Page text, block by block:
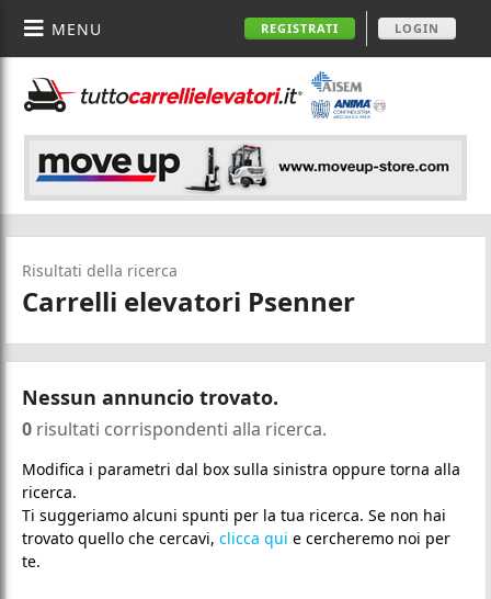
REGISTRATI LOGIN
MENU
Risultati della ricerca
Carrelli elevatori Psenner
Nessun annuncio trovato.
0 risultati corrispondenti alla ricerca.
Modifica i parametri dal box sulla sinistra oppure torna alla
ricerca.
Ti suggeriamo alcuni spunti per la tua ricerca. Se non hai
trovato quello che cercavi,clicca qui e cercheremo noi per
te.